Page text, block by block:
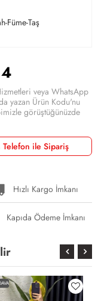
Füme-Taş
veya WhatsApp
yazan Ürün Kodu'nu
görüştüğünüzde
Telefon ile Sipariş
Hızlı Kargo İmkanı
Kapıda Ödeme İmkanı